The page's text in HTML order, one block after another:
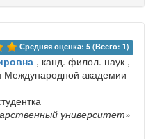
Средняя оценка: 5 (Всего: 1)
, канд. филол. наук ,
Международной академии
университет»